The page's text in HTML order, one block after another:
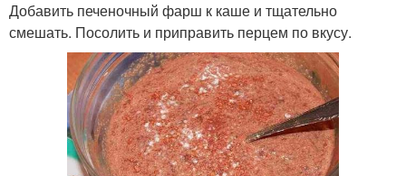
Добавить печеночный фарш к каше и тщательно
смешать. Посолить и приправить перцем по вкусу.